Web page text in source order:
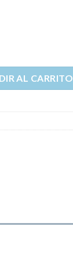
AL CARRITO